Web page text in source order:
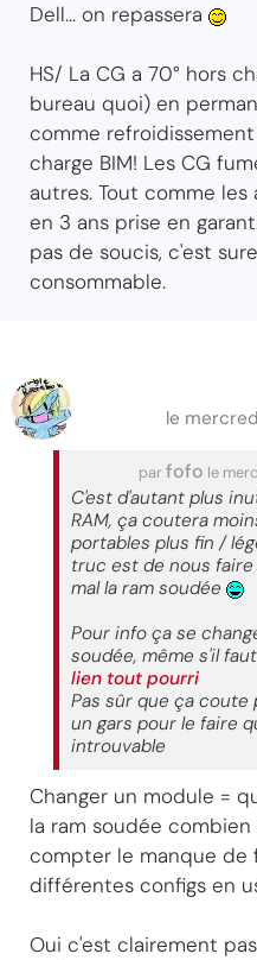
Dell... on repassera
HS/ La CG a 70° hors
bureau quoi) en
comme
charge BIM! Les CG
autres. Tout comme
en 3 ans prise en
pas de soucis, c'est
consommable.
le
parfofo le
C'est d'autant plus
RAM, ça coutera
portables plus fin /
truc est de nous
mal la ram soudée
Pour info ça se
soudée, même s'il
lien tout pourri
Pas sûr que ça coute
un gars pour le faire
introuvable
Changer un module =
la ram soudée
compter le manque de
différentes configs en
Oui c'est clairement